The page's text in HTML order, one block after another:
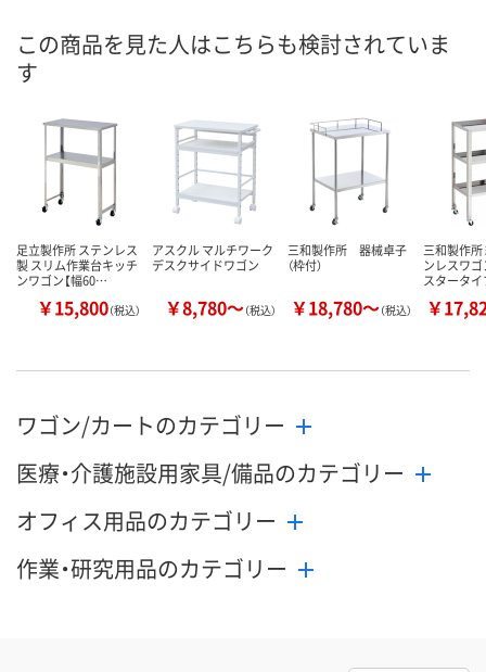
お届け日
数量
カゴへ
数量
カゴへ カ
この商品を見た人はこちらも検討されていま
す
足立製作所 ステンレス
製 スリム作業台キッチ
ンワゴン【幅60…
￥15,800（税込）
アスクル マルチワーク
デスクサイドワゴン
￥8,780～（税込）
三和製作所 器械卓子
（枠付）
￥18,780～（税込）
三和製作
ンレスワ
スタータ
￥
ワゴン/カートのカテゴリー
医療・介護施設用家具/備品のカテゴリー
オフィス用品のカテゴリー
作業・研究用品のカテゴリー